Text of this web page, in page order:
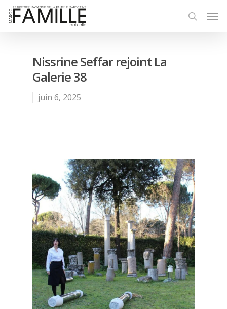
Nissrine Seffar rejoint La
Galerie 38
juin 6, 2025